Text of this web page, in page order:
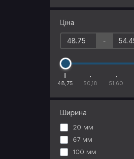
Ціна
-
48,75 50,18 51,60
Ширина
20 мм
67 мм
100 мм